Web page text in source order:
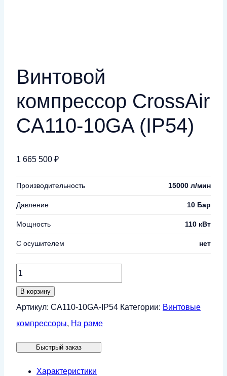
Винтовой
компрессор CrossAir
CA110-10GA (IP54)
1 665 500 ₽
Производительность 15000 л/мин
Давление 10 Бар
Мощность 110 кВт
С осушителем нет
Количество
товара
Винтовой
компрессор
CA110-
10GA
В корзину
Артикул: CA110-10GA-IP54 Категории: Винтовые
компрессоры, На раме
Быстрый заказ
Характеристики